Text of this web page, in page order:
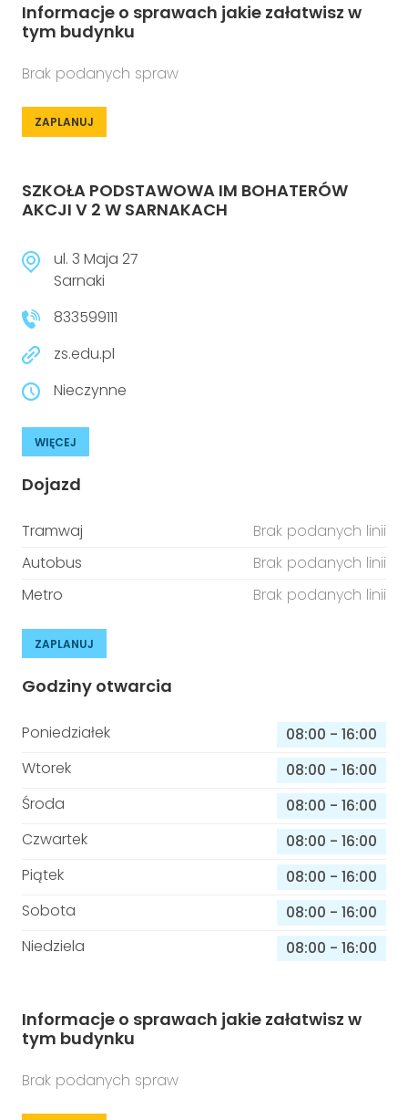
Informacje o sprawach jakie załatwisz w
tym budynku
Brak podanych spraw
ZAPLANUJ
SZKOŁA PODSTAWOWA IM BOHATERÓW
AKCJI V 2 W SARNAKACH
ul. 3 Maja 27
Sarnaki
833599111
zs.edu.pl
Nieczynne
WIĘCEJ
Dojazd
Tramwaj
Brak podanych linii
Autobus
Brak podanych linii
Metro
Brak podanych linii
ZAPLANUJ
Godziny otwarcia
Poniedziałek 08:00 - 16:00
Wtorek
08:00 - 16:00
Środa
08:00 - 16:00
Czwartek
08:00 - 16:00
Piątek
08:00 - 16:00
Sobota
08:00 - 16:00
Niedziela
08:00 - 16:00
Informacje o sprawach jakie załatwisz w
tym budynku
Brak podanych spraw